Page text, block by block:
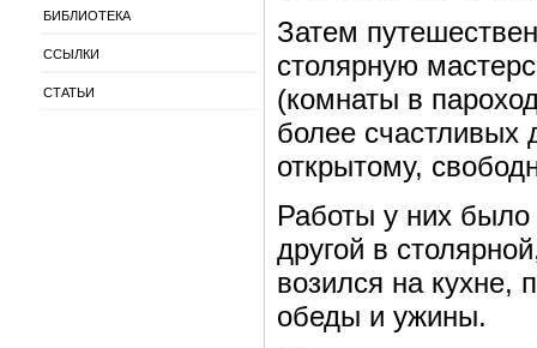
БИБЛИОТЕКА
ССЫЛКИ
СТАТЬИ
Затем
столярную
(комнаты в
более счастливых
открытому,
Работы у них было
другой в
возился на кухне,
обеды и ужины.